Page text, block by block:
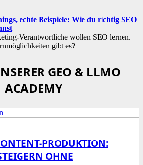
echte Beispiele: Wie du richtig SEO
Verantwortliche wollen SEO lernen.
gibt es?
GEO & LLMO
ACADEMY
PRODUKTION:
OHNE